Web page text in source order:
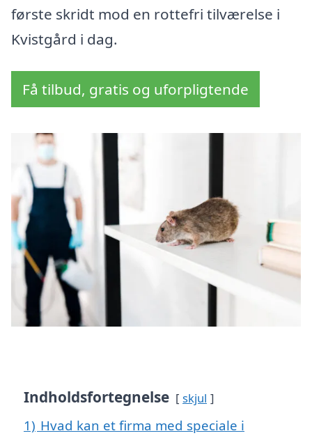
første skridt mod en rottefri tilværelse i
Kvistgård i dag.
Få tilbud, gratis og uforpligtende
Indholdsfortegnelse skjul
1) Hvad kan et firma med speciale i